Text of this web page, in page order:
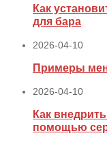
Как
для бара
2026-04-10
Примеры
2026-04-10
Как
помощью